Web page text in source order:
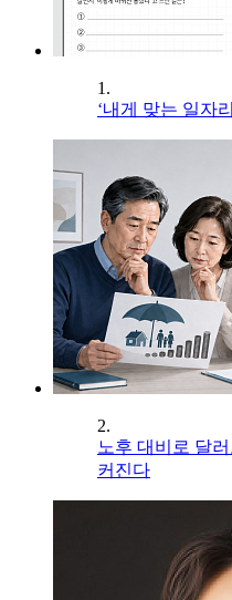
1.
‘내게 맞는 일자
2.
노후 대비로 달
커진다